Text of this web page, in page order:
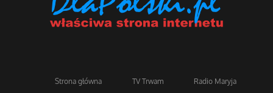
Strona główna TV Trwam
Radio Maryja